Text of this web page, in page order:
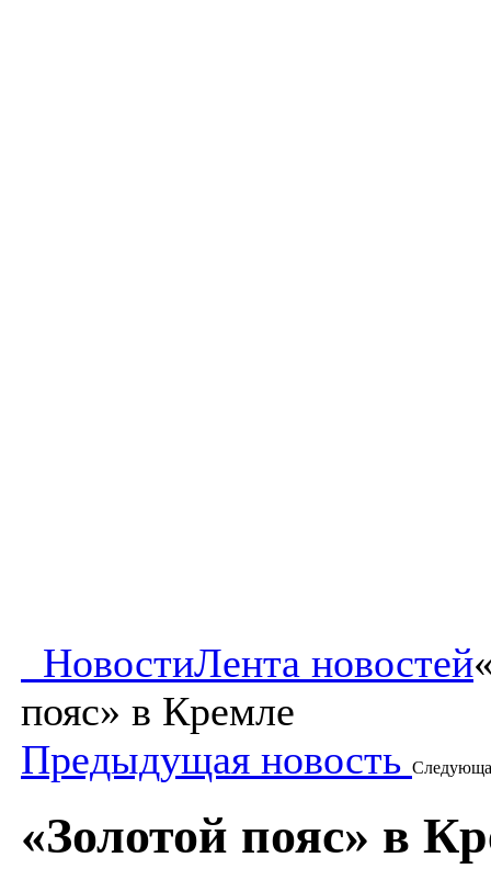
НовостиЛента новостей
пояс» в Кремле
Предыдущая новость
«Золотой пояс» в